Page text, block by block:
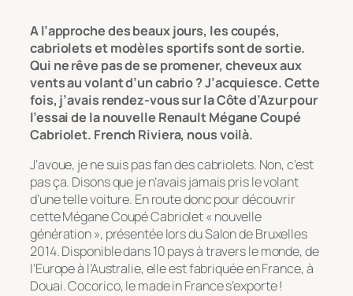
A l’approche des beaux jours, les coupés,
cabriolets et modèles sportifs sont de sortie.
Qui ne rêve pas de se promener, cheveux aux
vents au volant d’un cabrio ? J’acquiesce. Cette
fois, j’avais rendez-vous sur la Côte d’Azur pour
l’essai de la nouvelle Renault Mégane Coupé
Cabriolet. French Riviera, nous voilà.
J’avoue, je ne suis pas fan des cabriolets. Non, c’est
pas ça. Disons que je n’avais jamais pris le volant
d’une telle voiture. En route donc pour découvrir
cette Mégane Coupé Cabriolet « nouvelle
génération », présentée lors du Salon de Bruxelles
2014. Disponible dans 10 pays à travers le monde, de
l’Europe à l’Australie, elle est fabriquée en France, à
Douai. Cocorico, le made in France s’exporte !